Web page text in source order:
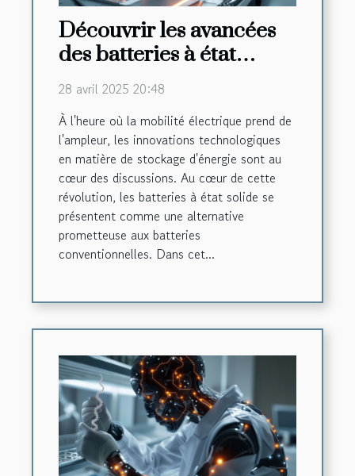
Découvrir les avancées
des batteries à état
solide pour les véhicules
électriques
28 avril 2025 20:48
À l'heure où la mobilité électrique prend de
l'ampleur, les innovations technologiques
en matière de stockage d'énergie sont au
cœur des discussions. Au cœur de cette
révolution, les batteries à état solide se
présentent comme une alternative
prometteuse aux batteries
conventionnelles. Dans cet...